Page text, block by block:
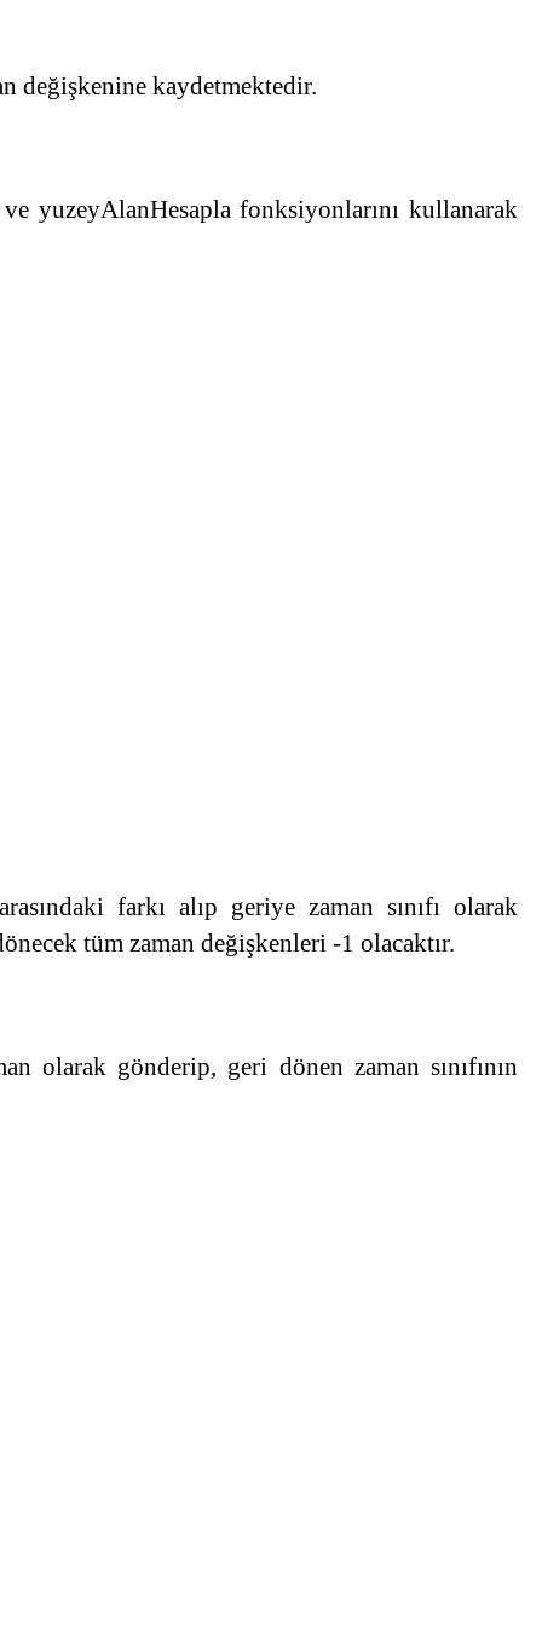
değişkenine kaydetmektedir.
yuzeyAlanHesapla fonksiyonlarını kullanarak
farkı alıp geriye zaman sınıfı olarak
tüm zaman değişkenleri -1 olacaktır.
gönderip, geri dönen zaman sınıfının